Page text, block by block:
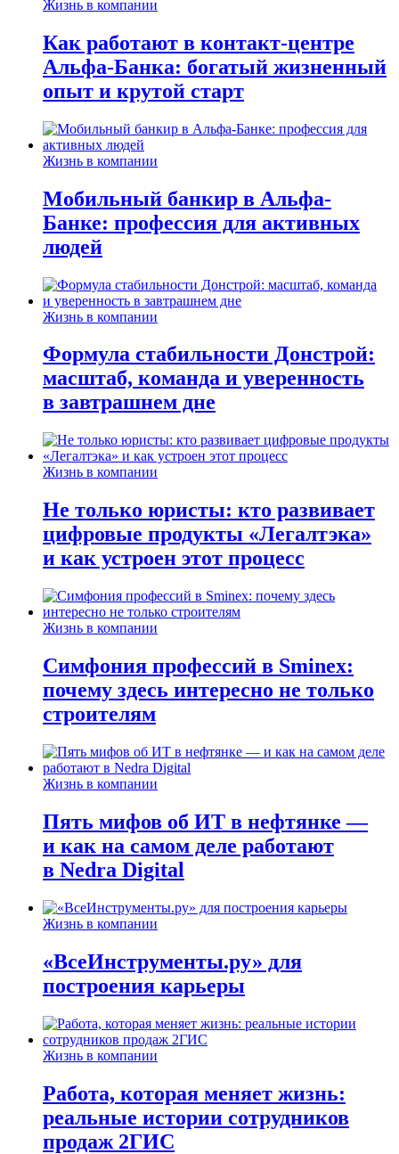
Жизнь в компании
Как работают в контакт-центре
Альфа-Банка: богатый жизненный
опыт и крутой старт
Жизнь в компании
Мобильный банкир в Альфа-
Банке: профессия для активных
людей
Жизнь в компании
Формула стабильности Донстрой:
масштаб, команда и уверенность
в завтрашнем дне
Жизнь в компании
Не только юристы: кто развивает
цифровые продукты «Легалтэка»
и как устроен этот процесс
Жизнь в компании
Симфония профессий в Sminex:
почему здесь интересно не только
строителям
Жизнь в компании
Пять мифов об ИТ в нефтянке —
и как на самом деле работают
в Nedra Digital
Жизнь в компании
«ВсеИнструменты.ру» для
построения карьеры
Жизнь в компании
Работа, которая меняет жизнь:
реальные истории сотрудников
продаж 2ГИС